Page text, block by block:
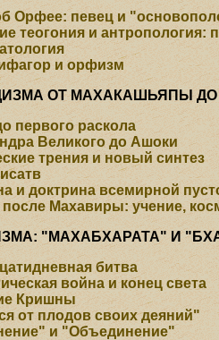
Орфее: певец и
теогония и антропология:
и орфизм
ОТ МАХАКАШЬЯПЫ
первого раскола
Великого до Ашоки
трения и новый синтез
и доктрина всемирной
Махавиры: учение,
"МАХАБХАРАТА" И
битва
война и конец света
Кришны
от плодов своих деяний"
и "Объединение"